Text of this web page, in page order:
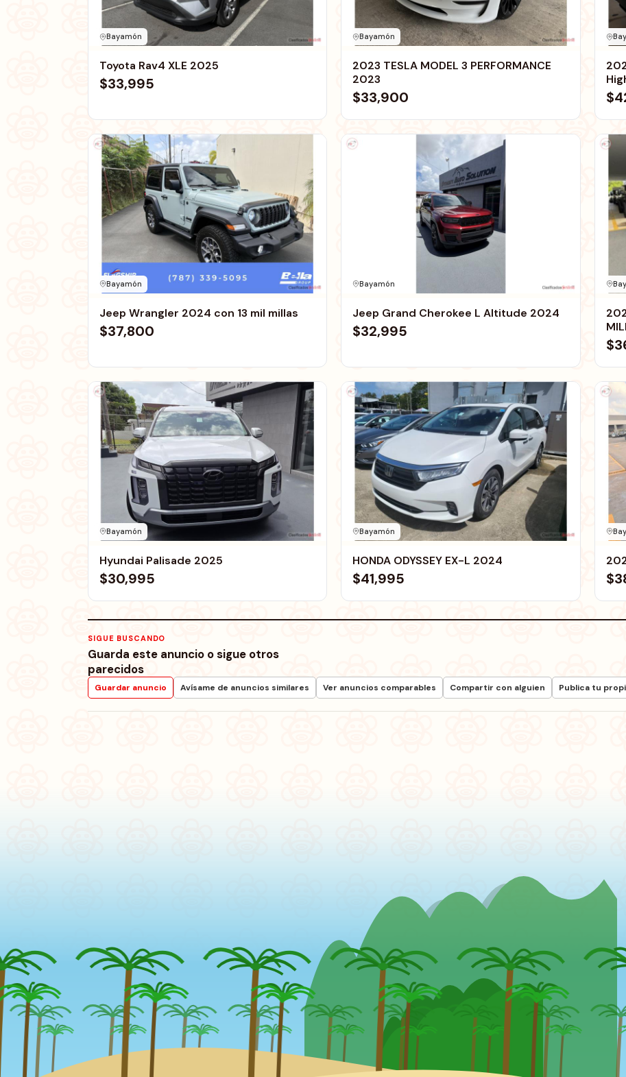
Bayamón
Toyota Rav4 XLE 2025
$33,995
Bayamón
2023 TESLA MODEL 3 PERFORMANCE
2023
$33,900
Bayamón
Jeep Wrangler 2024 con 13 mil millas
$37,800
Bayamón
Jeep Grand Cherokee L Altitude 2024
$32,995
Bayamón
Hyundai Palisade 2025
$30,995
Bayamón
HONDA ODYSSEY EX-L 2024
$41,995
SIGUE BUSCANDO
Guarda este anuncio o sigue otros
parecidos
Guardar anuncio Avísame de anuncios similares Ver anuncios comparables Compartir con alguien Publica tu